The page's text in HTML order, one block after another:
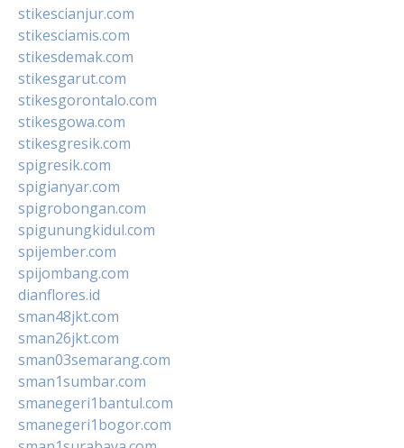
stikescianjur.com
stikesciamis.com
stikesdemak.com
stikesgarut.com
stikesgorontalo.com
stikesgowa.com
stikesgresik.com
spigresik.com
spigianyar.com
spigrobongan.com
spigunungkidul.com
spijember.com
spijombang.com
dianflores.id
sman48jkt.com
sman26jkt.com
sman03semarang.com
sman1sumbar.com
smanegeri1bantul.com
smanegeri1bogor.com